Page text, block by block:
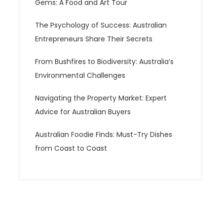
Gems: A Food and Art Tour
The Psychology of Success: Australian
Entrepreneurs Share Their Secrets
From Bushfires to Biodiversity: Australia’s
Environmental Challenges
Navigating the Property Market: Expert
Advice for Australian Buyers
Australian Foodie Finds: Must-Try Dishes
from Coast to Coast